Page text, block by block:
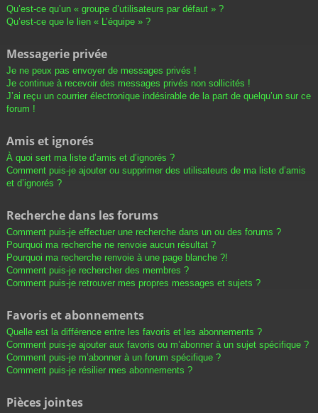
Qu’est-ce qu’un « groupe d’utilisateurs par défaut » ?
Qu’est-ce que le lien « L’équipe » ?
Messagerie privée
Je ne peux pas envoyer de messages privés !
Je continue à recevoir des messages privés non sollicités !
J’ai reçu un courrier électronique indésirable de la part de quelqu’un sur ce
forum !
Amis et ignorés
À quoi sert ma liste d’amis et d’ignorés ?
Comment puis-je ajouter ou supprimer des utilisateurs de ma liste d’amis
et d’ignorés ?
Recherche dans les forums
Comment puis-je effectuer une recherche dans un ou des forums ?
Pourquoi ma recherche ne renvoie aucun résultat ?
Pourquoi ma recherche renvoie à une page blanche ?!
Comment puis-je rechercher des membres ?
Comment puis-je retrouver mes propres messages et sujets ?
Favoris et abonnements
Quelle est la différence entre les favoris et les abonnements ?
Comment puis-je ajouter aux favoris ou m’abonner à un sujet spécifique ?
Comment puis-je m’abonner à un forum spécifique ?
Comment puis-je résilier mes abonnements ?
Pièces jointes